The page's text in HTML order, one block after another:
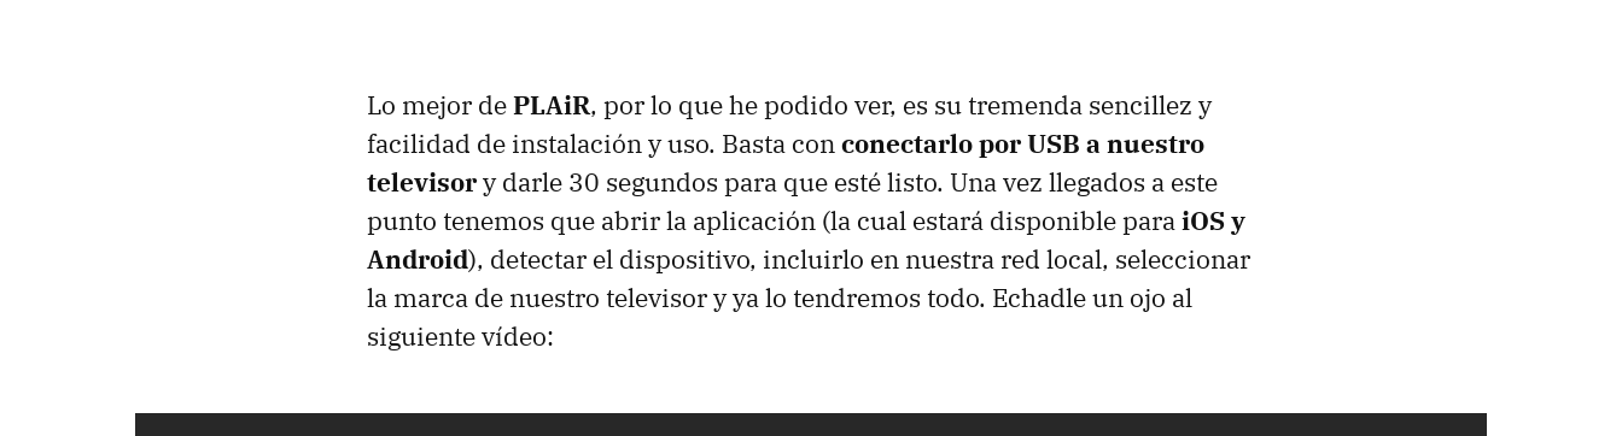
Lo mejor dePLAiR, por lo que he podido ver, es su tremenda sencillez y
facilidad de instalación y uso. Basta conconectarlo por USB a nuestro
televisory darle 30 segundos para que esté listo. Una vez llegados a este
punto tenemos que abrir la aplicación (la cual estará disponible paraiOS y
Android), detectar el dispositivo, incluirlo en nuestra red local, seleccionar
la marca de nuestro televisor y ya lo tendremos todo. Echadle un ojo al
siguiente vídeo: